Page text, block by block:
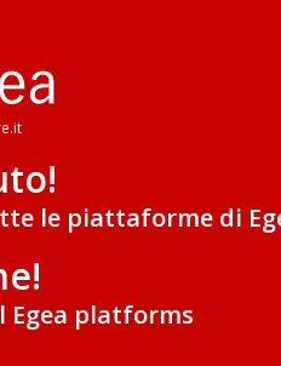
le piattaforme di
Egea platforms